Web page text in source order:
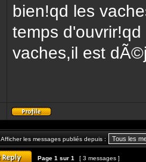
bien!qd les
temps
vaches,il est
Profil
Afficher les messages publiés depuis :
Page 1 sur 1 [ 3 messages ]